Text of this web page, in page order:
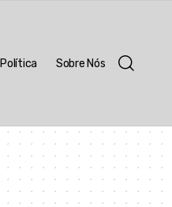
Política Sobre Nós